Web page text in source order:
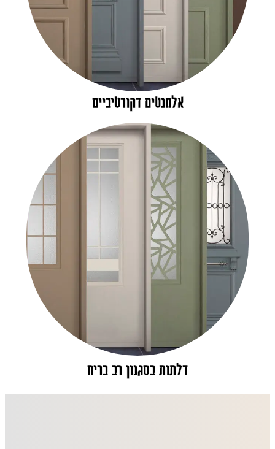
אלמנטים דקורטיביים
דלתות בסגנון רב בריח